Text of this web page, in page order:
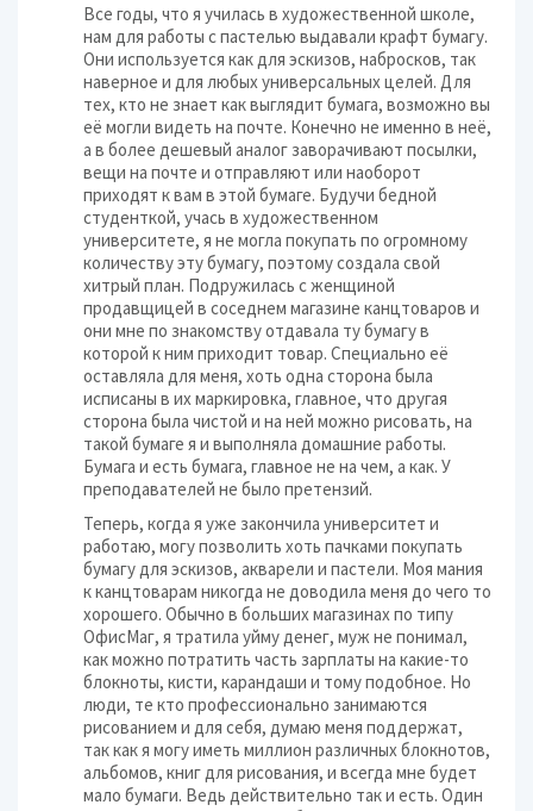
Все годы, что я училась в художественной школе,
нам для работы с пастелью выдавали крафт бумагу.
Они используется как для эскизов, набросков, так
наверное и для любых универсальных целей. Для
тех, кто не знает как выглядит бумага, возможно вы
её могли видеть на почте. Конечно не именно в неё,
а в более дешевый аналог заворачивают посылки,
вещи на почте и отправляют или наоборот
приходят к вам в этой бумаге. Будучи бедной
студенткой, учась в художественном
университете, я не могла покупать по огромному
количеству эту бумагу, поэтому создала свой
хитрый план. Подружилась с женщиной
продавщицей в соседнем магазине канцтоваров и
они мне по знакомству отдавала ту бумагу в
которой к ним приходит товар. Специально её
оставляла для меня, хоть одна сторона была
исписаны в их маркировка, главное, что другая
сторона была чистой и на ней можно рисовать, на
такой бумаге я и выполняла домашние работы.
Бумага и есть бумага, главное не на чем, а как. У
преподавателей не было претензий.
Теперь, когда я уже закончила университет и
работаю, могу позволить хоть пачками покупать
бумагу для эскизов, акварели и пастели. Моя мания
к канцтоварам никогда не доводила меня до чего то
хорошего. Обычно в больших магазинах по типу
ОфисМаг, я тратила уйму денег, муж не понимал,
как можно потратить часть зарплаты на какие-то
блокноты, кисти, карандаши и тому подобное. Но
люди, те кто профессионально занимаются
рисованием и для себя, думаю меня поддержат,
так как я могу иметь миллион различных блокнотов,
альбомов, книг для рисования, и всегда мне будет
мало бумаги. Ведь действительно так и есть. Один